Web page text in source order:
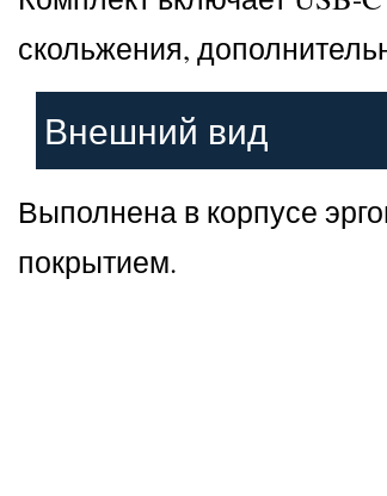
скольжения,
Внешний вид
Выполнена в корпусе
покрытием.